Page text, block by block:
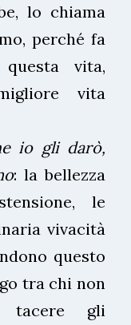
lo chiama
perché fa
vita,
vita
io gli darò,
: la bellezza
le
vivacità
questo
tra chi non
tacere gli